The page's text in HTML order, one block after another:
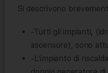
Si descrivono
-Tutti gli impianti,
ascensore), sono
-L’impianto di